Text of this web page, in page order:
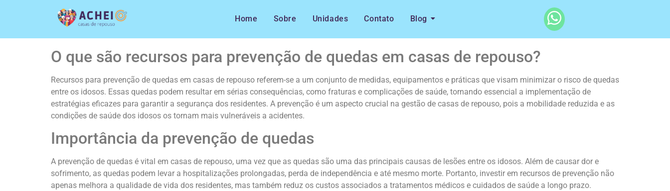
Home Sobre Unidades Contato Blog
O que são recursos para prevenção de quedas em casas de repouso?
Recursos para prevenção de quedas em casas de repouso referem-se a um conjunto de medidas, equipamentos e práticas que visam minimizar o risco de quedas
entre os idosos. Essas quedas podem resultar em sérias consequências, como fraturas e complicações de saúde, tornando essencial a implementação de
estratégias eficazes para garantir a segurança dos residentes. A prevenção é um aspecto crucial na gestão de casas de repouso, pois a mobilidade reduzida e as
condições de saúde dos idosos os tornam mais vulneráveis a acidentes.
Importância da prevenção de quedas
A prevenção de quedas é vital em casas de repouso, uma vez que as quedas são uma das principais causas de lesões entre os idosos. Além de causar dor e
sofrimento, as quedas podem levar a hospitalizações prolongadas, perda de independência e até mesmo morte. Portanto, investir em recursos de prevenção não
apenas melhora a qualidade de vida dos residentes, mas também reduz os custos associados a tratamentos médicos e cuidados de saúde a longo prazo.